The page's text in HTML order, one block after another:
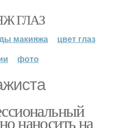
ГЛАЗ
макияжа
цвет глаз
фото
наносить на